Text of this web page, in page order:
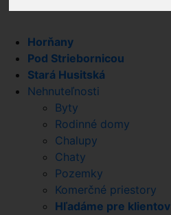
Horňany
Pod Striebornicou
Stará Husitská
Nehnuteľnosti
Byty
Rodinné domy
Chalupy
Chaty
Pozemky
Komerčné priestory
Hľadáme pre klientov